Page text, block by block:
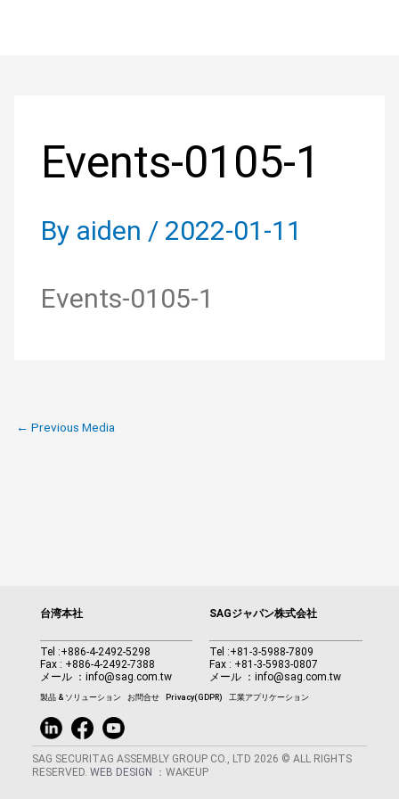
Events-0105-1
By aiden / 2022-01-11
Events-0105-1
← Previous Media
台湾本社
Tel :+886-4-2492-5298
Fax : +886-4-2492-7388
メール ： info@sag.com.tw
SAGジャパン株式会社
Tel :+81-3-5988-7809
Fax : +81-3-5983-0807
メール ：info@sag.com.tw
製品 & ソリューション お問合せ Privacy(GDPR) 工業アプリケーション
SAG SECURITAG ASSEMBLY GROUP CO., LTD 2026 © ALL RIGHTS
RESERVED. WEB DESIGN ：WAKEUP